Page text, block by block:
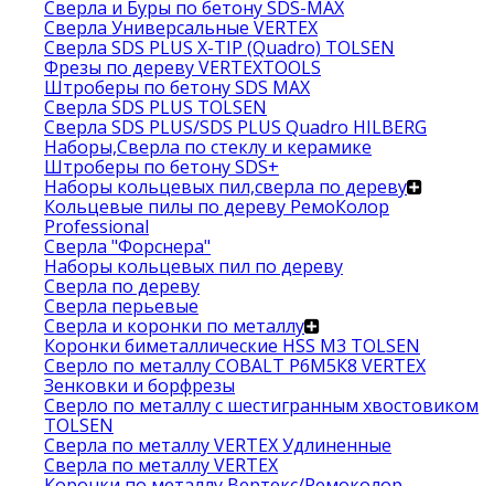
Сверла и Буры по бетону SDS-MAX
Сверла Универсальные VERTEX
Сверла SDS PLUS X-TIP (Quadro) TOLSEN
Фрезы по дереву VERTEXTOOLS
Штроберы по бетону SDS MAX
Сверла SDS PLUS TOLSEN
Сверла SDS PLUS/SDS PLUS Quadro HILBERG
Наборы,Сверла по стеклу и керамике
Штроберы по бетону SDS+
Наборы кольцевых пил,сверла по дереву
Кольцевые пилы по дереву РемоКолор
Professional
Сверла "Форснера"
Наборы кольцевых пил по дереву
Сверла по дереву
Сверла перьевые
Сверла и коронки по металлу
Коронки биметаллические HSS M3 TOLSEN
Сверло по металлу COBALT Р6М5К8 VERTEX
Зенковки и борфрезы
Сверло по металлу с шестигранным хвостовиком
TOLSEN
Сверла по металлу VERTEX Удлиненные
Сверла по металлу VERTEX